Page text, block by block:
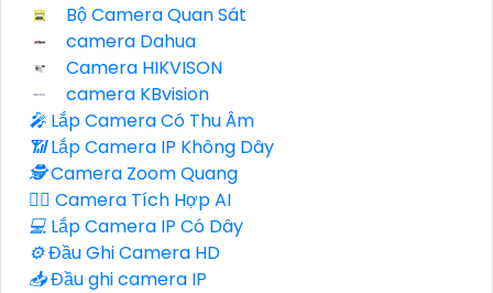
Bộ Camera Quan Sát
camera Dahua
Camera HIKVISON
camera KBvision
️🎤️ Lắp Camera Có Thu Âm
📶Lắp Camera IP Không Dây
🕵️Camera Zoom Quang
🧛‍♀️ Camera Tích Hợp AI
💻 Lắp Camera IP Có Dây
⚙️Đầu Ghi Camera HD
📥Đầu ghi camera IP